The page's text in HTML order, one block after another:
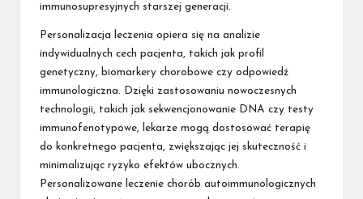
immunosupresyjnych starszej generacji.
Personalizacja leczenia opiera się na analizie
indywidualnych cech pacjenta, takich jak profil
genetyczny, biomarkery chorobowe czy odpowiedź
immunologiczna. Dzięki zastosowaniu nowoczesnych
technologii, takich jak sekwencjonowanie DNA czy testy
immunofenotypowe, lekarze mogą dostosować terapię
do konkretnego pacjenta, zwiększając jej skuteczność i
minimalizując ryzyko efektów ubocznych.
Personalizowane leczenie chorób autoimmunologicznych